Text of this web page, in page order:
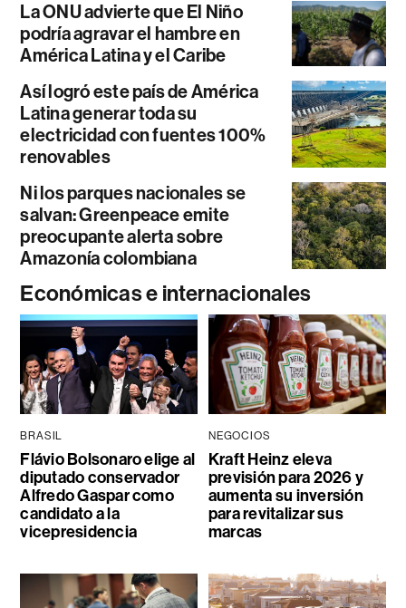
La ONU advierte que El Niño
podría agravar el hambre en
América Latina y el Caribe
Así logró este país de América
Latina generar toda su
electricidad con fuentes 100%
renovables
Ni los parques nacionales se
salvan: Greenpeace emite
preocupante alerta sobre
Amazonía colombiana
Económicas e internacionales
BRASIL
Flávio Bolsonaro elige al
diputado conservador
Alfredo Gaspar como
candidato a la
vicepresidencia
NEGOCIOS
Kraft Heinz eleva
previsión para 2026 y
aumenta su inversión
para revitalizar sus
marcas